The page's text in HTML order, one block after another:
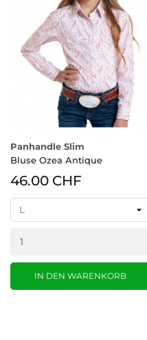
Panhandle Slim
Bluse Ozea Antique
46.00 CHF
IN DEN WARENKORB